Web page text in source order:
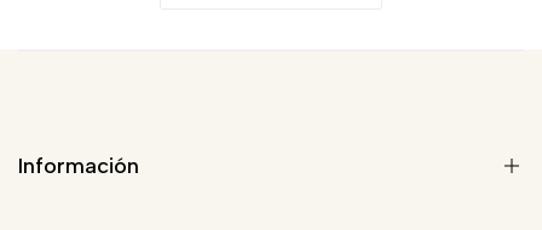
Información